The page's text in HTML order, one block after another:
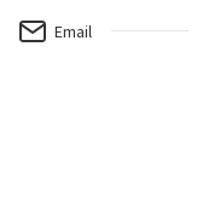
Email